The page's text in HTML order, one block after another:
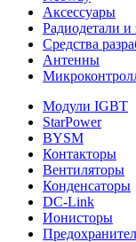
Аксессуары
Радиодетали
Средства
Антенны
Модули IGBT
StarPower
BYSM
Контакторы
Вентиляторы
Конденсаторы
DC-Link
Ионисторы